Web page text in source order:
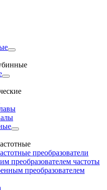
преобразователи
преобразователем частоты
преобразователем